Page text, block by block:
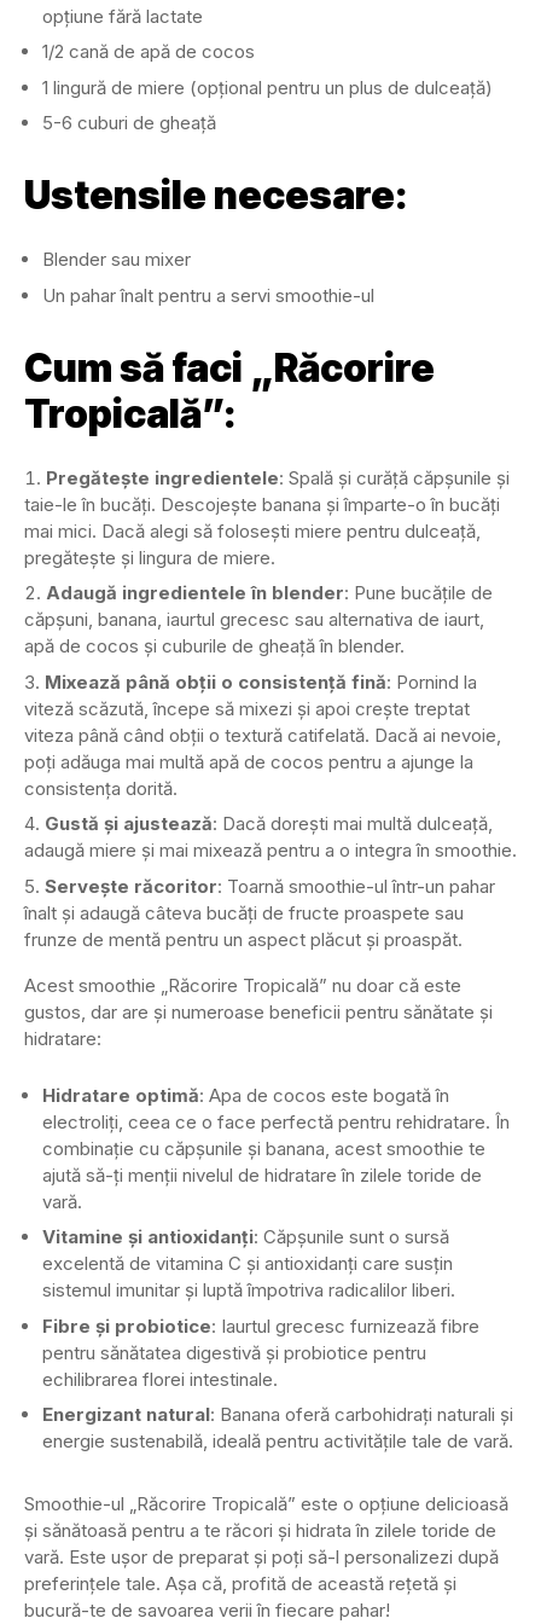
opțiune fără lactate
1/2 cană de apă de cocos
1 lingură de miere (opțional pentru un plus de dulceață)
5-6 cuburi de gheață
Ustensile necesare:
Blender sau mixer
Un pahar înalt pentru a servi smoothie-ul
Cum să faci „Răcorire
Tropicală”:
Pregătește ingredientele: Spală și curăță căpșunile și
taie-le în bucăți. Descojește banana și împarte-o în bucăți
mai mici. Dacă alegi să folosești miere pentru dulceață,
pregătește și lingura de miere.
Adaugă ingredientele în blender: Pune bucățile de
căpșuni, banana, iaurtul grecesc sau alternativa de iaurt,
apă de cocos și cuburile de gheață în blender.
Mixează până obții o consistență fină: Pornind la
viteză scăzută, începe să mixezi și apoi crește treptat
viteza până când obții o textură catifelată. Dacă ai nevoie,
poți adăuga mai multă apă de cocos pentru a ajunge la
consistența dorită.
Gustă și ajustează: Dacă dorești mai multă dulceață,
adaugă miere și mai mixează pentru a o integra în smoothie.
Servește răcoritor: Toarnă smoothie-ul într-un pahar
înalt și adaugă câteva bucăți de fructe proaspete sau
frunze de mentă pentru un aspect plăcut și proaspăt.
Acest smoothie „Răcorire Tropicală” nu doar că este
gustos, dar are și numeroase beneficii pentru sănătate și
hidratare:
Hidratare optimă: Apa de cocos este bogată în
electroliți, ceea ce o face perfectă pentru rehidratare. În
combinație cu căpșunile și banana, acest smoothie te
ajută să-ți menții nivelul de hidratare în zilele toride de
vară.
Vitamine și antioxidanți: Căpșunile sunt o sursă
excelentă de vitamina C și antioxidanți care susțin
sistemul imunitar și luptă împotriva radicalilor liberi.
Fibre și probiotice: Iaurtul grecesc furnizează fibre
pentru sănătatea digestivă și probiotice pentru
echilibrarea florei intestinale.
Energizant natural: Banana oferă carbohidrați naturali și
energie sustenabilă, ideală pentru activitățile tale de vară.
Smoothie-ul „Răcorire Tropicală” este o opțiune delicioasă
și sănătoasă pentru a te răcori și hidrata în zilele toride de
vară. Este ușor de preparat și poți să-l personalizezi după
preferințele tale. Așa că, profită de această rețetă și
bucură-te de savoarea verii în fiecare pahar!